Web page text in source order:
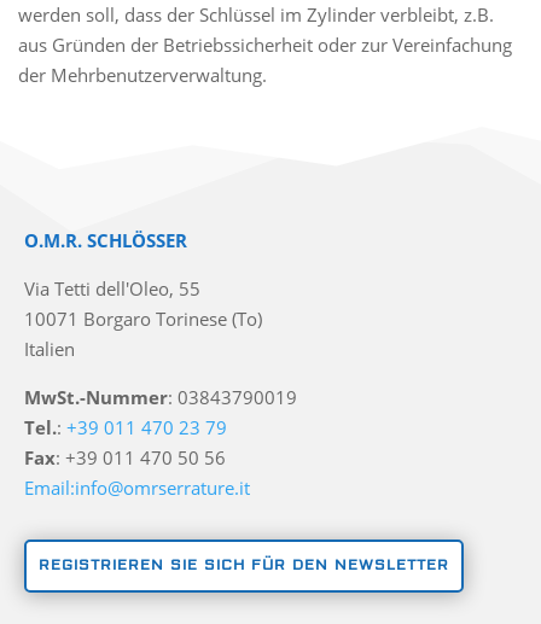
werden soll, dass der Schlüssel im Zylinder verbleibt, z.B.
aus Gründen der Betriebssicherheit oder zur Vereinfachung
der Mehrbenutzerverwaltung.
O.M.R. SCHLÖSSER
Via Tetti dell'Oleo, 55
10071 Borgaro Torinese (To)
Italien
MwSt.-Nummer: 03843790019
Tel.:+39 011 470 23 79
Fax: +39 011 470 50 56
Email:info@omrserrature.it
REGISTRIEREN SIE SICH FÜR DEN NEWSLETTER